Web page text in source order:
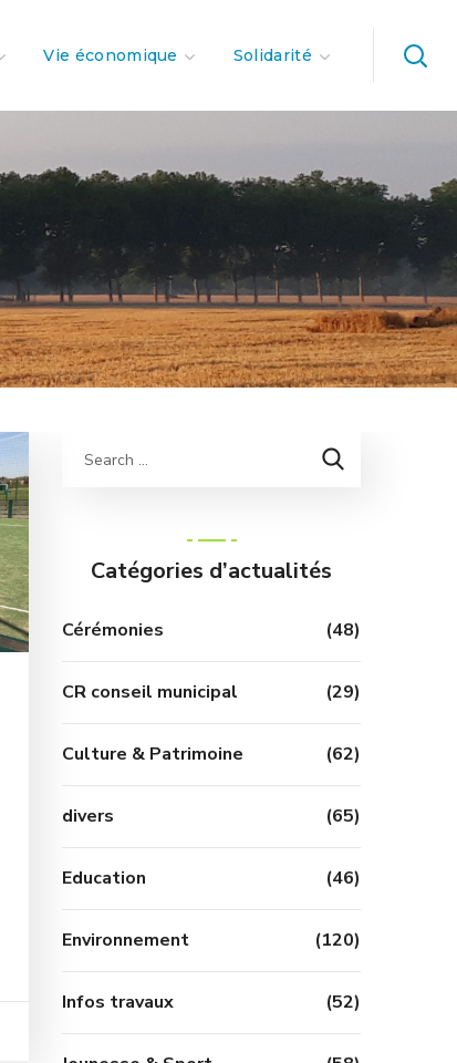
Vie économique Solidarité
Catégories d’actualités
Cérémonies (48)
CR conseil municipal (29)
Culture & Patrimoine (62)
divers (65)
Education (46)
Environnement (120)
Infos travaux (52)